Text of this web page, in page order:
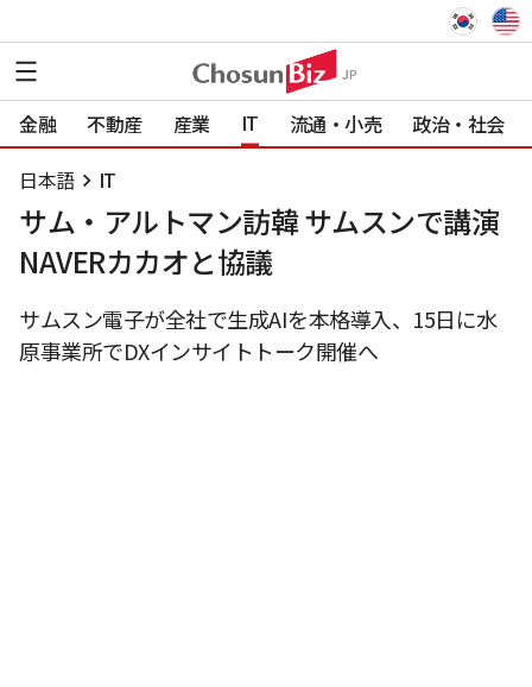
金融 不動産 産業 IT 流通・小売 政治・社会
日本語 IT
サム・アルトマン訪韓 サムスンで講演
NAVERカカオと協議
サムスン電子が全社で生成AIを本格導入、15日に水
原事業所でDXインサイトトーク開催へ